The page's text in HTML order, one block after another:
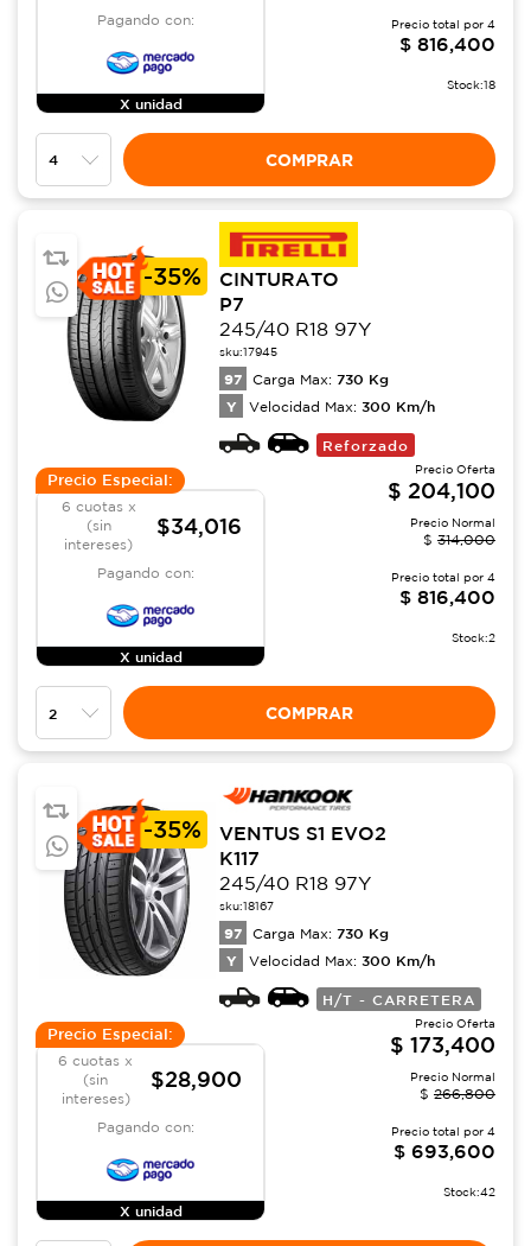
Pagando con:
X unidad
Precio total por 4
$ 816,400
Stock:18
COMPRAR
-35%
CINTURATO
P7
245/40 R18 97Y
sku:17945
97 Carga Max: 730 Kg
Y Velocidad Max: 300 Km/h
Reforzado
Precio Especial:
6 cuotas x
(sin
intereses)
$34,016
Pagando con:
X unidad
Precio Oferta
$ 204,100
Precio Normal
$ 314,000
Precio total por 4
$ 816,400
Stock:2
COMPRAR
-35%
VENTUS S1 EVO2
K117
245/40 R18 97Y
sku:18167
97 Carga Max: 730 Kg
Y Velocidad Max: 300 Km/h
H/T - CARRETERA
Precio Especial:
6 cuotas x
(sin
intereses)
$28,900
Pagando con:
X unidad
Precio Oferta
$ 173,400
Precio Normal
$ 266,800
Precio total por 4
$ 693,600
Stock:42